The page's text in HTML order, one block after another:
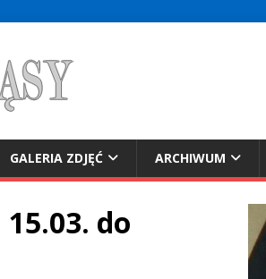
GALERIA ZDJĘĆ ARCHIWUM
do